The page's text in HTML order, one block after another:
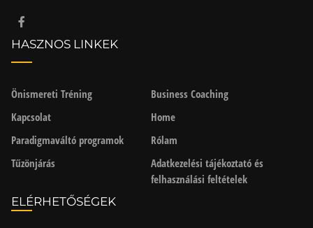
HASZNOS LINKEK
Önismereti Tréning
Business Coaching
Kapcsolat
Home
Paradigmaváltó programok
Rólam
Tűzönjárás
Adatkezelési tájékoztató és
felhasználási feltételek
ELÉRHETŐSÉGEK